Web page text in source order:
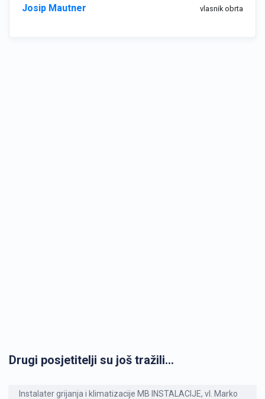
Josip Mautner vlasnik obrta
Drugi posjetitelji su još tražili...
Instalater grijanja i klimatizacije MB INSTALACIJE, vl. Marko